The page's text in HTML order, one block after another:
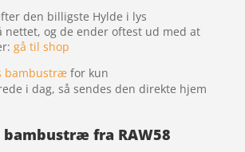
den billigste Hylde i lys
og de ender oftest ud med at
gå til shop
bambustræfor kun
i dag, så sendes den direkte hjem
fra RAW58